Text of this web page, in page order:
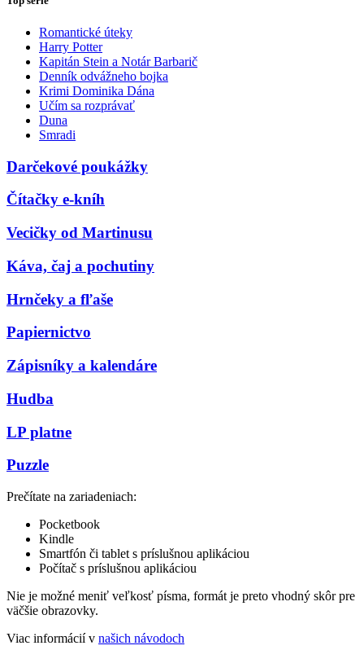
Romantické úteky
Harry Potter
Kapitán Stein a Notár Barbarič
Denník odvážneho bojka
Krimi Dominika Dána
Učím sa rozprávať
Duna
Smradi
Darčekové poukážky
Čítačky e-kníh
Vecičky od Martinusu
Káva, čaj a pochutiny
Hrnčeky a fľaše
Papiernictvo
Zápisníky a kalendáre
Hudba
LP platne
Puzzle
Prečítate na zariadeniach:
Pocketbook
Kindle
Smartfón či tablet s príslušnou aplikáciou
Počítač s príslušnou aplikáciou
Nie je možné meniť veľkosť písma, formát je preto vhodný skôr pre
väčšie obrazovky.
Viac informácií v našich návodoch